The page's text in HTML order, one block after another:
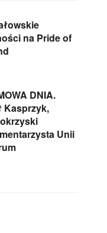
na Pride of
DNIA.
Kasprzyk,
Unii